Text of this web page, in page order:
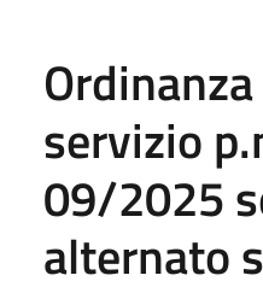
servizio
09/2025
alternato